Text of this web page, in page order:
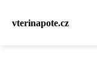
vterinapote.cz